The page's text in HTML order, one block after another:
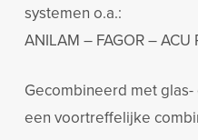
systemen o.a.:
ANILAM – FAGOR – ACU
Gecombineerd met
een voortreffelijke